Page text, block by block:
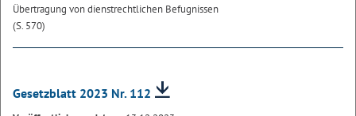
Übertragung von dienstrechtlichen Befugnissen
(S. 570)
Gesetzblatt 2023 Nr. 112